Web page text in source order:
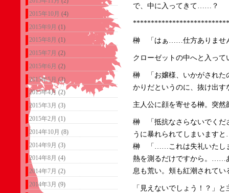
2015年10月 (4)
2015年9月 (1)
2015年8月 (1)
2015年7月 (2)
2015年6月 (2)
2015年5月 (3)
2015年4月 (2)
2015年3月 (3)
2015年2月 (1)
2014年10月 (8)
2014年9月 (3)
2014年8月 (4)
2014年7月 (2)
2014年3月 (9)
で、中に入ってきて……？
榊 「はぁ……仕方ありませ
クローゼットの中へと入って
榊 「お嬢様、いかがされた
かりだというのに、抜け出
主人公に顔を寄せる榊。突
榊 「抵抗なさらないでくだ
うに暴れられてしまいます
榊 「……これは失礼いたし
熱を測るだけですから。……
息も荒い。頬も紅潮されてい
「見えないでしょう！？」と